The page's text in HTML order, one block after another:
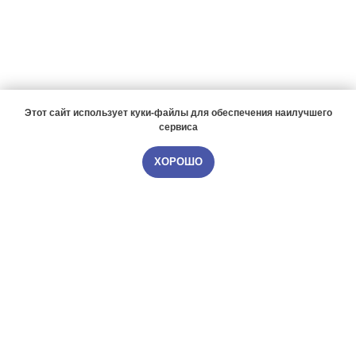
Этот сайт использует куки-файлы для обеспечения наилучшего
сервиса
ХОРОШО